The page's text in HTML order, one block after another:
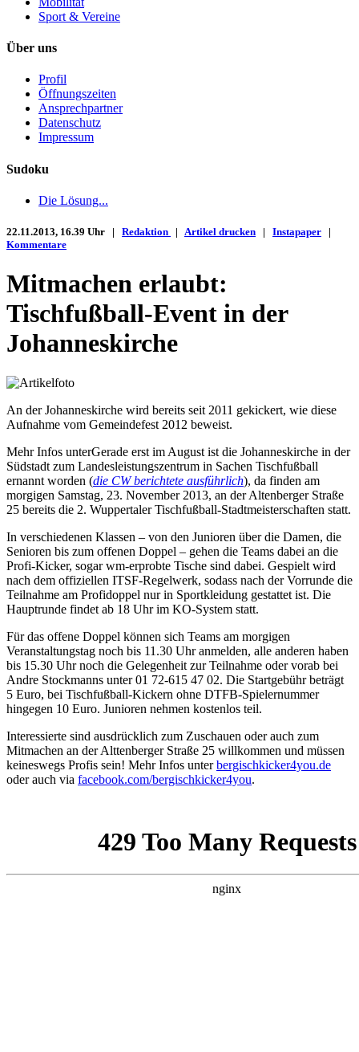
Sport & Vereine
Über uns
Profil
Öffnungszeiten
Ansprechpartner
Datenschutz
Impressum
Sudoku
Die Lösung...
22.11.2013, 16.39 Uhr | Redaktion | Artikel drucken | Instapaper |
Kommentare
Mitmachen erlaubt:
Tischfußball-Event in der
Johanneskirche
An der Johanneskirche wird bereits seit 2011 gekickert, wie diese
Aufnahme vom Gemeindefest 2012 beweist.
Mehr Infos unterGerade erst im August ist die Johanneskirche in der
Südstadt zum Landesleistungszentrum in Sachen Tischfußball
ernannt worden (die CW berichtete ausführlich), da finden am
morgigen Samstag, 23. November 2013, an der Altenberger Straße
25 bereits die 2. Wuppertaler Tischfußball-Stadtmeisterschaften statt.
In verschiedenen Klassen – von den Junioren über die Damen, die
Senioren bis zum offenen Doppel – gehen die Teams dabei an die
Profi-Kicker, sogar wm-erprobte Tische sind dabei. Gespielt wird
nach dem offiziellen ITSF-Regelwerk, sodass nach der Vorrunde die
Teilnahme am Profidoppel nur in Sportkleidung gestattet ist. Die
Hauptrunde findet ab 18 Uhr im KO-System statt.
Für das offene Doppel können sich Teams am morgigen
Veranstaltungstag noch bis 11.30 Uhr anmelden, alle anderen haben
bis 15.30 Uhr noch die Gelegenheit zur Teilnahme oder vorab bei
Andre Stockmanns unter 01 72-615 47 02. Die Startgebühr beträgt
5 Euro, bei Tischfußball-Kickern ohne DTFB-Spielernummer
hingegen 10 Euro. Junioren nehmen kostenlos teil.
Interessierte sind ausdrücklich zum Zuschauen oder auch zum
Mitmachen an der Alttenberger Straße 25 willkommen und müssen
keineswegs Profis sein! Mehr Infos unterbergischkicker4you.de
oder auch via facebook.com/bergischkicker4you.